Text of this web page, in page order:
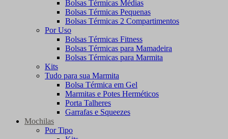
Bolsas Térmicas Médias
Bolsas Térmicas Pequenas
Bolsas Térmicas 2 Compartimentos
Por Uso
Bolsas Térmicas Fitness
Bolsas Térmicas para Mamadeira
Bolsas Térmicas para Marmita
Kits
Tudo para sua Marmita
Bolsa Térmica em Gel
Marmitas e Potes Herméticos
Porta Talheres
Garrafas e Squeezes
Mochilas
Por Tipo